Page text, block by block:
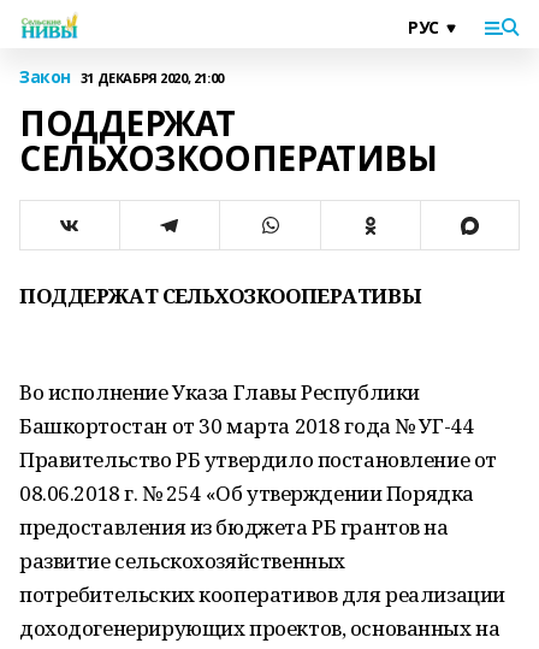
Закон 31 ДЕКАБРЯ 2020, 21:00
ПОДДЕРЖАТ
СЕЛЬХОЗКООПЕРАТИВЫ
ПОДДЕРЖАТ СЕЛЬХОЗКООПЕРАТИВЫ
Во исполнение Указа Главы Республики
Башкортостан от 30 марта 2018 года № УГ-44
Правительство РБ утвердило постановление от
08.06.2018 г. № 254 «Об утверждении Порядка
предоставления из бюджета РБ грантов на
развитие сельскохозяйственных
потребительских кооперативов для реализации
доходогенерирующих проектов, основанных на